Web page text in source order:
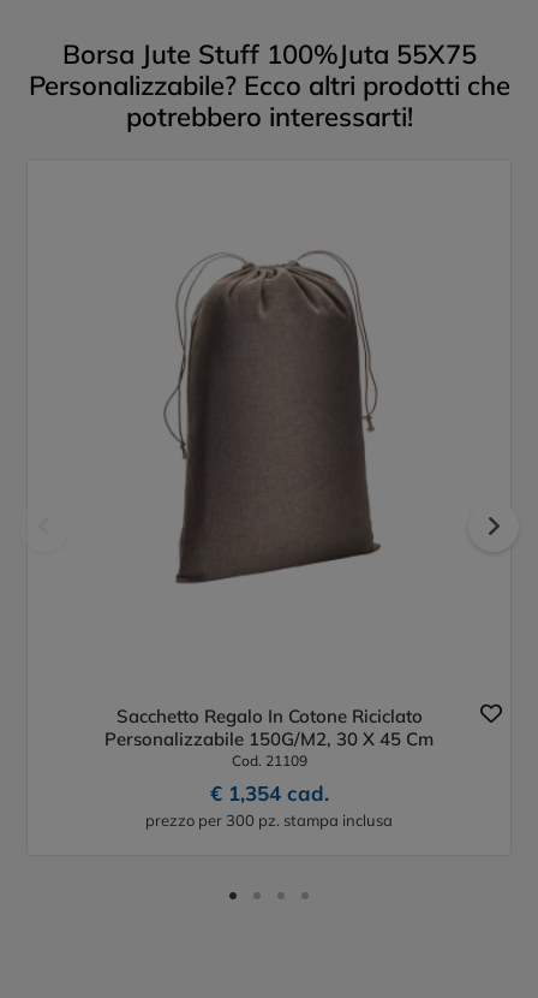
Borsa Jute Stuff 100%Juta 55X75
Personalizzabile? Ecco altri prodotti che
potrebbero interessarti!
Sacchetto Regalo In Cotone Riciclato
Personalizzabile 150G/M2, 30 X 45 Cm
Cod. 21109
€ 1,354 cad.
prezzo per 300 pz. stampa inclusa